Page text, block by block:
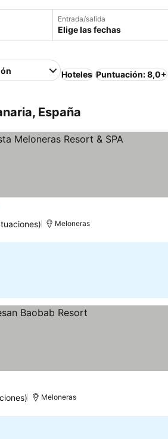
Entrada/salida
Elige las fechas
Hoteles Puntuación: 8,0+
España
Meloneras
Meloneras